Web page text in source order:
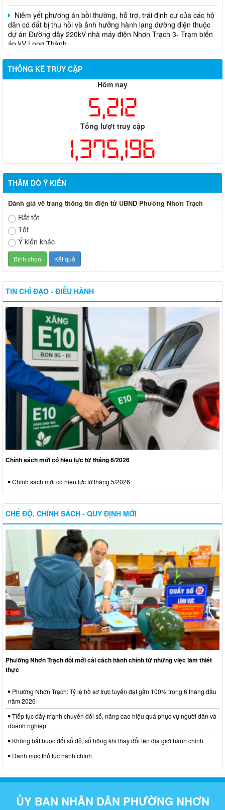
Niêm yết phương án bồi thường, hỗ trợ, trái định cư của các hộ
dân có đất bị thu hồi và ảnh hưởng hành lang đường điện thuộc
dự án Đường dây 220kV nhà máy điện Nhơn Trạch 3- Trạm biến
áp kV Long Thành
định cư của các hộ dân có đất bị thu hồi thuộc dự án nâng cấp
đường 25B cũ đoạn từ Trung tâm huyện Nhơn Trạch ra Quốc lộ
51, huyện Long Thành và huyện Nhơn Trạch
THỐNG KÊ TRUY CẬP
Hôm nay
5,212
Tổng lượt truy cập
1,375,196
THĂM DÒ Ý KIẾN
Đánh giá về trang thông tin điện tử UBND Phường Nhơn Trạch
Rất tốt
Tốt
Ý kiến khác
TIN CHỈ ĐẠO - ĐIỀU HÀNH
Chính sách mới có hiệu lực từ tháng 6/2026
Chính sách mới có hiệu lực từ tháng 5/2026
CHẾ ĐỘ, CHÍNH SÁCH - QUY ĐỊNH MỚI
Phường Nhơn Trạch đổi mới cải cách hành chính từ những việc làm thiết
thực
Phường Nhơn Trạch: Tỷ lệ hồ sơ trực tuyến đạt gần 100% trong 6 tháng đầu
năm 2026
Tiếp tục đẩy mạnh chuyển đổi số, nâng cao hiệu quả phục vụ người dân và
doanh nghiệp
Không bắt buộc đổi sổ đỏ, sổ hồng khi thay đổi tên địa giới hành chính
Danh mục thủ tục hành chính
ỦY BAN NHÂN DÂN PHƯỜNG NHƠN